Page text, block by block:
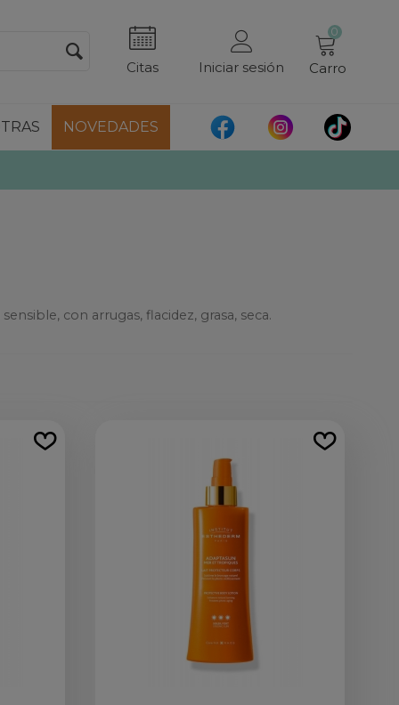
Citas Iniciar sesión
0
Carro
NOVEDADES
con arrugas, flacidez, grasa, seca.